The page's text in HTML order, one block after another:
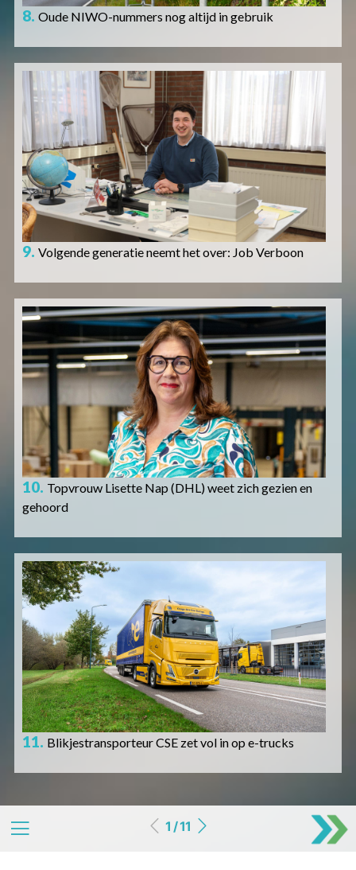
8. Oude NIWO-nummers nog altijd in gebruik
Afbeelding
9. Volgende generatie neemt het over: Job Verboon
Afbeelding
10. Topvrouw Lisette Nap (DHL) weet zich gezien en
gehoord
Afbeelding
11. Blikjestransporteur CSE zet vol in op e-trucks
1 / 11